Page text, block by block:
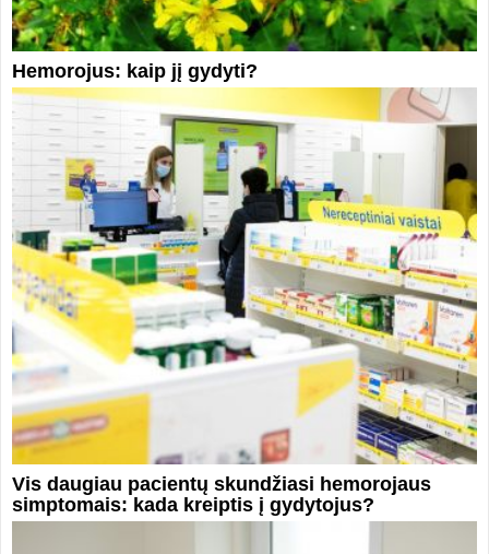
Hemorojus: kaip jį gydyti?
Vis daugiau pacientų skundžiasi hemorojaus
simptomais: kada kreiptis į gydytojus?